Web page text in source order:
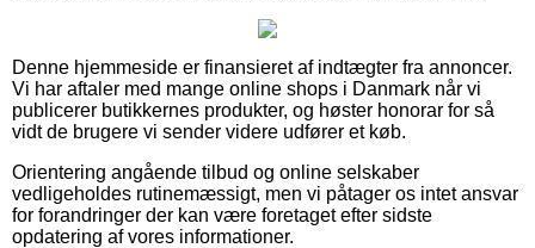
Denne hjemmeside er finansieret af indtægter fra annoncer.
Vi har aftaler med mange online shops i Danmark når vi
publicerer butikkernes produkter, og høster honorar for så
vidt de brugere vi sender videre udfører et køb.
Orientering angående tilbud og online selskaber
vedligeholdes rutinemæssigt, men vi påtager os intet ansvar
for forandringer der kan være foretaget efter sidste
opdatering af vores informationer.